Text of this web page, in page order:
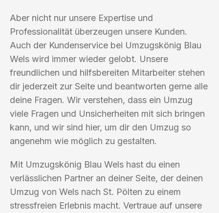
Aber nicht nur unsere Expertise und
Professionalität überzeugen unsere Kunden.
Auch der Kundenservice bei Umzugskönig Blau
Wels wird immer wieder gelobt. Unsere
freundlichen und hilfsbereiten Mitarbeiter stehen
dir jederzeit zur Seite und beantworten gerne alle
deine Fragen. Wir verstehen, dass ein Umzug
viele Fragen und Unsicherheiten mit sich bringen
kann, und wir sind hier, um dir den Umzug so
angenehm wie möglich zu gestalten.
Mit Umzugskönig Blau Wels hast du einen
verlässlichen Partner an deiner Seite, der deinen
Umzug von Wels nach St. Pölten zu einem
stressfreien Erlebnis macht. Vertraue auf unsere